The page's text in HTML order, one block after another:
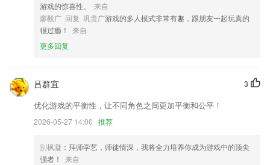
游戏的惊喜性。
来自
廖毅广 回复 巩贵广游戏的多人模式非常有趣，跟朋友一起玩真的
很过瘾！
来自
更多回复
3
吕群宜
优化游戏的平衡性，让不同角色之间更加平衡和公平！
2026-05-27 14:00 推荐
别枫凝 ：拜师学艺，师徒情深，我将全力培养你成为游戏中的顶尖
强者！
来自